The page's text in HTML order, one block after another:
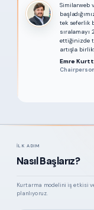
Similarweb
tek seferlik
sıralamayı
ettiğinizde
artışla
Emre
İLK ADIM
Nasıl Başlarız?
Kurtarma modelini iş etkisi
planlıyoruz.